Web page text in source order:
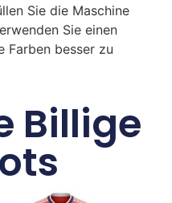
Sie die Maschine
Sie einen
Farben besser zu
Billige